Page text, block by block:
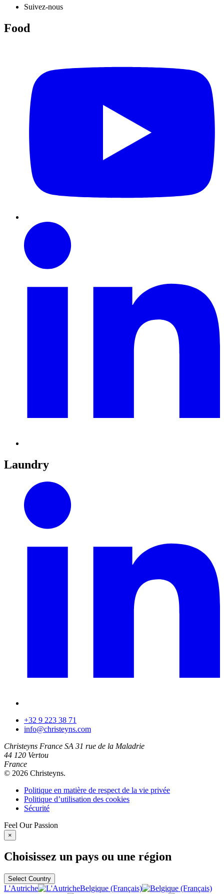
Suivez-nous
Food
Laundry
+32 9 223 38 71
info@christeyns.com
Christeyns France SA 31 rue de la Maladrie
44 120 Vertou
France
© 2026 Christeyns.
Politique en matière de respect de la vie privée
Politique d’utilisation des cookies
Sécurité
Feel Our Passion
×
Choisissez un pays ou une région
Select Country
L'Autriche
Belgique (Français)